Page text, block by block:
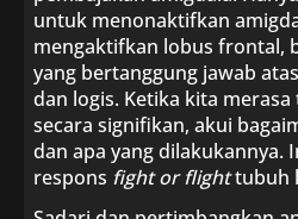
untuk menonaktifkan
mengaktifkan lobus frontal,
yang bertanggung jawab
dan logis. Ketika kita
secara signifikan, akui
dan apa yang dilakukannya.
respons fight or flighttubuh